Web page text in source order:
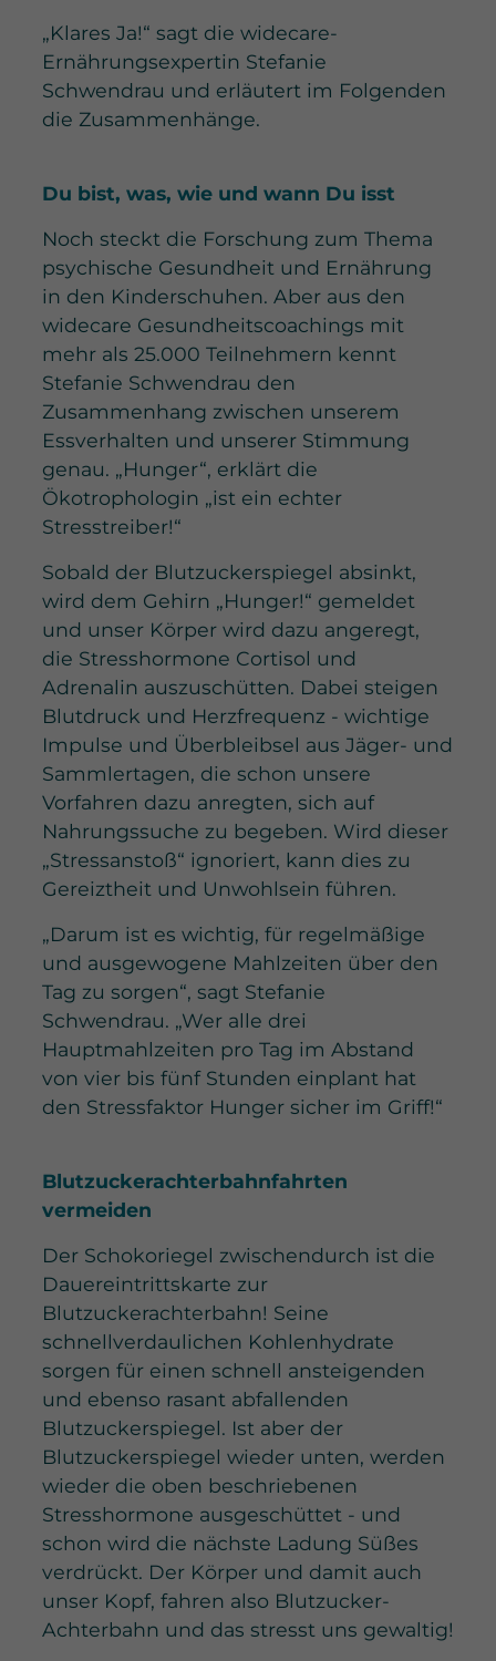
„Klares Ja!“ sagt die widecare-
Ernährungsexpertin Stefanie
Schwendrau und erläutert im Folgenden
die Zusammenhänge.
Du bist, was, wie und wann Du isst
Noch steckt die Forschung zum Thema
psychische Gesundheit und Ernährung
in den Kinderschuhen. Aber aus den
widecare Gesundheitscoachings mit
mehr als 25.000 Teilnehmern kennt
Stefanie Schwendrau den
Zusammenhang zwischen unserem
Essverhalten und unserer Stimmung
genau. „Hunger“, erklärt die
Ökotrophologin „ist ein echter
Stresstreiber!“
Sobald der Blutzuckerspiegel absinkt,
wird dem Gehirn „Hunger!“ gemeldet
und unser Körper wird dazu angeregt,
die Stresshormone Cortisol und
Adrenalin auszuschütten. Dabei steigen
Blutdruck und Herzfrequenz - wichtige
Impulse und Überbleibsel aus Jäger- und
Sammlertagen, die schon unsere
Vorfahren dazu anregten, sich auf
Nahrungssuche zu begeben. Wird dieser
„Stressanstoß“ ignoriert, kann dies zu
Gereiztheit und Unwohlsein führen.
„Darum ist es wichtig, für regelmäßige
und ausgewogene Mahlzeiten über den
Tag zu sorgen“, sagt Stefanie
Schwendrau. „Wer alle drei
Hauptmahlzeiten pro Tag im Abstand
von vier bis fünf Stunden einplant hat
den Stressfaktor Hunger sicher im Griff!“
Blutzuckerachterbahnfahrten
vermeiden
Der Schokoriegel zwischendurch ist die
Dauereintrittskarte zur
Blutzuckerachterbahn! Seine
schnellverdaulichen Kohlenhydrate
sorgen für einen schnell ansteigenden
und ebenso rasant abfallenden
Blutzuckerspiegel. Ist aber der
Blutzuckerspiegel wieder unten, werden
wieder die oben beschriebenen
Stresshormone ausgeschüttet - und
schon wird die nächste Ladung Süßes
verdrückt. Der Körper und damit auch
unser Kopf, fahren also Blutzucker-
Achterbahn und das stresst uns gewaltig!